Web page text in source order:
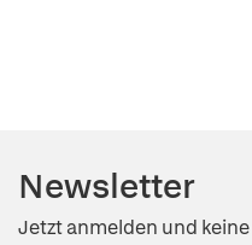
Newsletter
Jetzt anmelden und